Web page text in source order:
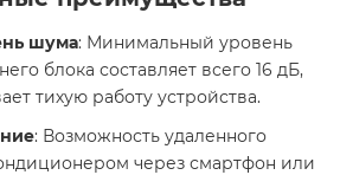
шума: Минимальный уровень
блока составляет всего 16 дБ,
тихую работу устройства.
: Возможность удаленного
через смартфон или